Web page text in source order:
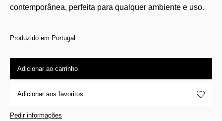
contemporânea, perfeita para qualquer ambiente e uso.
Produzido em Portugal
Adicionar ao carrinho
Adicionar aos favoritos
Pedir informações